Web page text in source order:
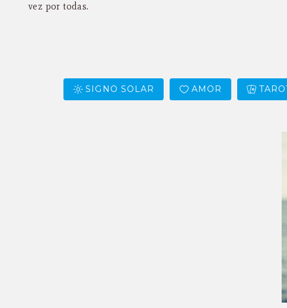
vez por todas.
SIGNO SOLAR AMOR